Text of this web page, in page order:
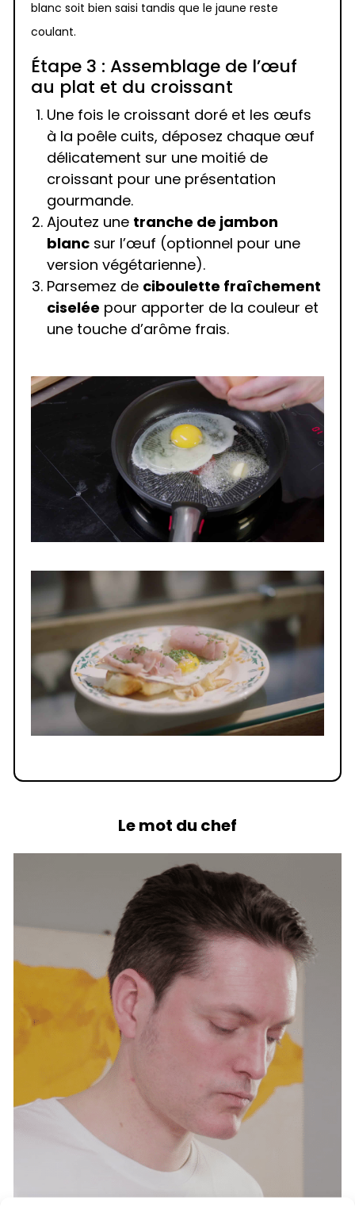
blanc soit bien saisi tandis que le jaune reste
coulant.
Étape 3 : Assemblage de l’œuf
au plat et du croissant
Une fois le croissant doré et les œufs
à la poêle cuits, déposez chaque œuf
délicatement sur une moitié de
croissant pour une présentation
gourmande.
Ajoutez une tranche de jambon
blanc sur l’œuf (optionnel pour une
version végétarienne).
Parsemez de ciboulette fraîchement
ciselée pour apporter de la couleur et
une touche d’arôme frais.
Le mot du chef